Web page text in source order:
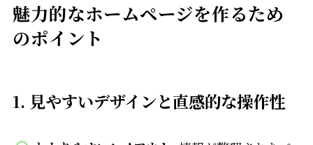
魅力的なホームページを作るため
のポイント
1. 見やすいデザインと直感的な操作性